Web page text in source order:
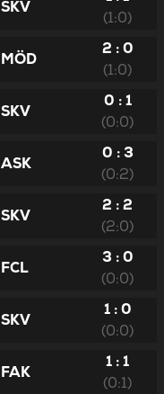
SKV
(1:0)
MÖD
2 : 0
(1:0)
SKV
0 : 1
(0:0)
ASK
0 : 3
(0:2)
SKV
2 : 2
(2:0)
FCL
3 : 0
(0:0)
SKV
1 : 0
(0:0)
FAK
1 : 1
(0:1)